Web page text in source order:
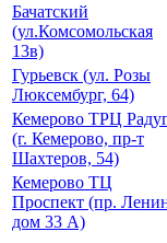
Бачатский
(ул.Комсомольская
13в)
Гурьевск (ул. Розы
Люксембург, 64)
Кемерово ТРЦ
(г. Кемерово, пр-т
Шахтеров, 54)
Кемерово ТЦ
Проспект (пр.
дом 33 А)